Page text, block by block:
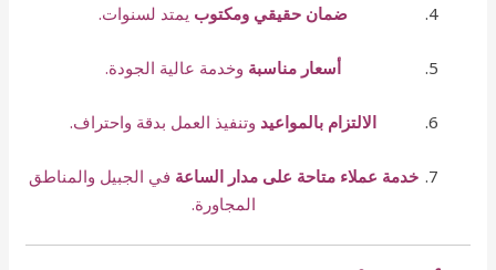
ضمان حقيقي ومكتوب يمتد لسنوات.
أسعار مناسبة وخدمة عالية الجودة.
الالتزام بالمواعيد وتنفيذ العمل بدقة واحتراف.
خدمة عملاء متاحة على مدار الساعة في الجبيل والمناطق
المجاورة.